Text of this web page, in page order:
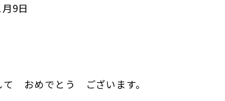
月9日
て おめでとう ございます。